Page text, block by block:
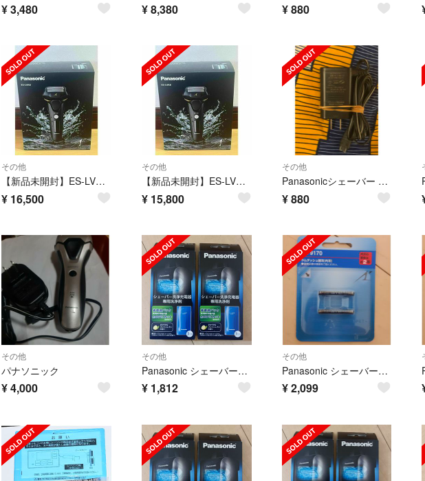
¥3,480 ¥8,380 ¥880
その他
【新品未開封】ES-LVK8 5枚刃 パナソニック ラムダッシュ 洗浄充電器付き
¥ 16,500
その他
【新品未開封】ES-LVK8 5枚刃 パナソニック ラムダッシュ 洗浄充電器付き
¥ 15,800
その他
Panasonicシェーバー ACアダプ RC1−80
¥880
その他
パナソニック
¥4,000
その他
Panasonic シェーバー洗浄液 ES-4L03 2箱6袋
¥ 1,812
その他
Panasonic シェーバー替刃 内刃 ES9170
¥2,099